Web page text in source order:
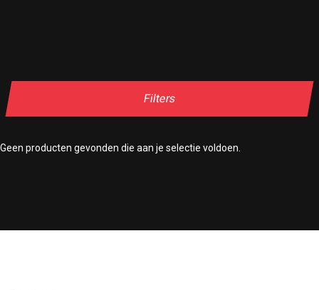
Filters
Geen producten gevonden die aan je selectie voldoen.